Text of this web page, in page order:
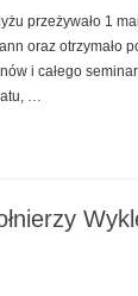
przeżywało 1
oraz otrzymało
i całego
…